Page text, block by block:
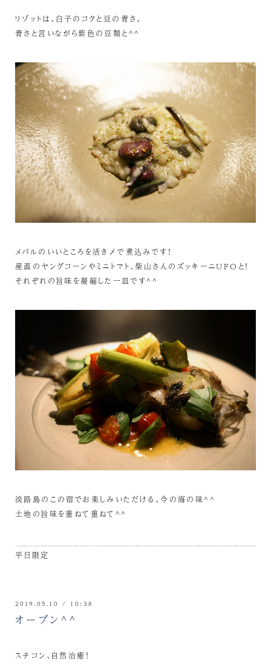
リゾットは、白子のコクと豆の青さ。
青さと言いながら紫色の豆類と^^
メバルのいいところを活き〆で煮込みです！
産直のヤングコーンやミニトマト、柴山さんのズッキーニUFOと！
それぞれの旨味を凝縮した一皿です^^
淡路島のこの宿でお楽しみいただける、今の海の味^^
土地の旨味を重ねて重ねて^^
平日限定
2019.05.10 / 10:38
オーブン^^
スチコン、自然治癒！